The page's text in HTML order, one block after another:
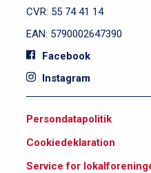
CVR: 55 74 41 14
EAN: 5790002647390
Facebook
Instagram
i
d
e
Persondatapolitik
Cookiedeklaration
Service for